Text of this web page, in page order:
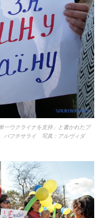
一ウクライナを支持」と書かれたプ
バフチサライ 写真：アルヴィダ